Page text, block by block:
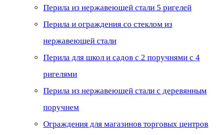
Перила из нержавеющей стали 5 ригелей
Перила и ограждения со стеклом из
нержавеющей стали
Перила для школ и садов с 2 поручнями с 4
ригелями
Перила из нержавеющей стали с деревянным
поручнем
Ограждения для магазинов торговых центров